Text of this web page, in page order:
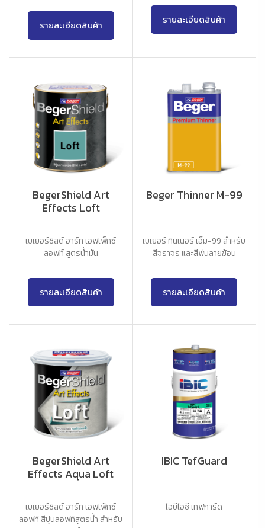
รายละเอียดสินค้า รายละเอียดสินค้า
BegerShield Art
Effects Loft
เบเยอร์ชิลด์ อาร์ท เอฟเฟ็กซ์
ลอฟท์ สูตรน้ำมัน
รายละเอียดสินค้า
Beger Thinner M-99
เบเยอร์ ทินเนอร์ เอ็ม-99 สำหรับ
สีจราจร และสีพ่นลายฆ้อน
รายละเอียดสินค้า
BegerShield Art
Effects Aqua Loft
เบเยอร์ชิลด์ อาร์ท เอฟเฟ็กซ์
ลอฟท์ สีปูนลอฟท์สูตรน้ำ สำหรับ
IBIC TefGuard
ไอบีไอซี เทฟการ์ด